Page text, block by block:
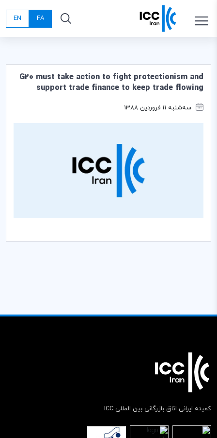
FA
EN
G20 must take action to fight protectionism and
support trade finance to keep trade flowing
سه‌شنبه 11 فروردین 1388
کمیته ایرانی اتاق بازرگانی بین المللی ICC